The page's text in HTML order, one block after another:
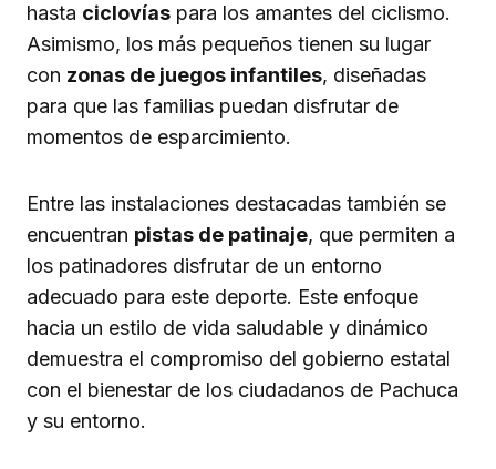
hasta ciclovías para los amantes del ciclismo.
Asimismo, los más pequeños tienen su lugar
con zonas de juegos infantiles, diseñadas
para que las familias puedan disfrutar de
momentos de esparcimiento.
Entre las instalaciones destacadas también se
encuentran pistas de patinaje, que permiten a
los patinadores disfrutar de un entorno
adecuado para este deporte. Este enfoque
hacia un estilo de vida saludable y dinámico
demuestra el compromiso del gobierno estatal
con el bienestar de los ciudadanos de Pachuca
y su entorno.